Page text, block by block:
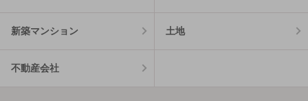
新築マンション 土地
不動産会社